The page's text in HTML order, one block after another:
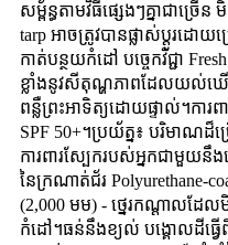
សម្ព័ន្ធតាមវិធីផ្សេងៗគ្នាជាច្រ
tarp អាចត្រូវបានផ្លាស់ប្តូរដោ
កាត់បន្ថយកំដៅ បច្ចេកវិជ្ជា
ខ្លាំងនូវសីតុណ្ហភាពដែលយល់
ពន្លឺព្រះអាទិត្យដោយផ្ទាល់។ការ
SPF 50+។ប្រយ័ត្ន៖ បរិមាណដ៏ច្
ការពារស្បែករបស់អ្នកជាមួយនឹងឡ
នៃក្រណាត់ជ័រ Polyurethane-
(2,000 មម) - ថ្នេរកណ្តាលដែ
កំដៅ។ធន់នឹងខ្យល់ បង្គោលដីធ្វ